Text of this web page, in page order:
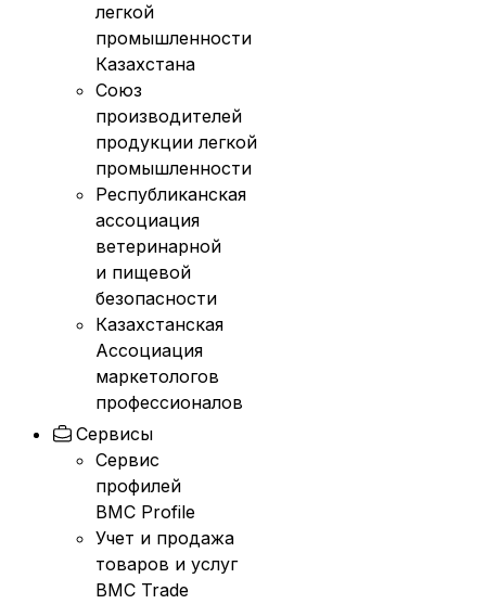
легкой
промышленности
Казахстана
Союз
производителей
продукции легкой
промышленности
Республиканская
ассоциация
ветеринарной
и пищевой
безопасности
Казахстанская
Ассоциация
маркетологов
профессионалов
Сервисы
Сервис
профилей
BMC Profile
Учет и продажа
товаров и услуг
BMC Trade